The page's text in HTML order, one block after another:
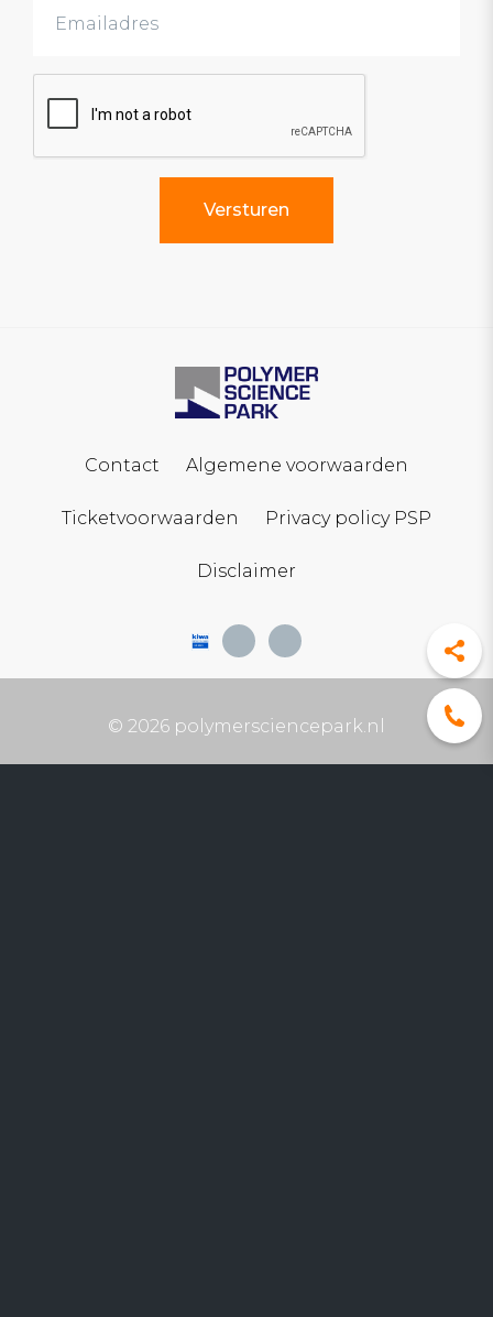
Contact Algemene voorwaarden
Ticketvoorwaarden Privacy policy PSP
Disclaimer
© 2026 polymersciencepark.nl